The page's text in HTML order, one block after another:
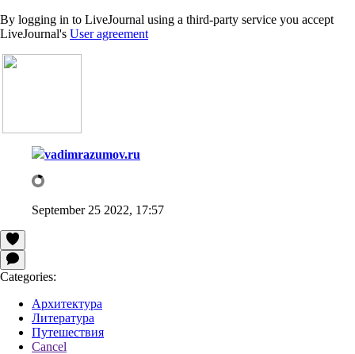
By logging in to LiveJournal using a third-party service you accept
LiveJournal's User agreement
vadimrazumov.ru
September 25 2022, 17:57
Categories:
Архитектура
Литература
Путешествия
Cancel